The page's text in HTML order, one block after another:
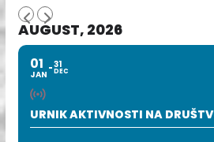
AUGUST, 2026
01
JAN
31
DEC
URNIK AKTIVNOSTI NA